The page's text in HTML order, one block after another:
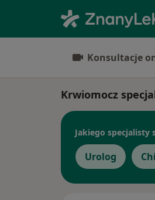
Konsultacje
Krwiomocz
Jakiego specjalisty
Urolog